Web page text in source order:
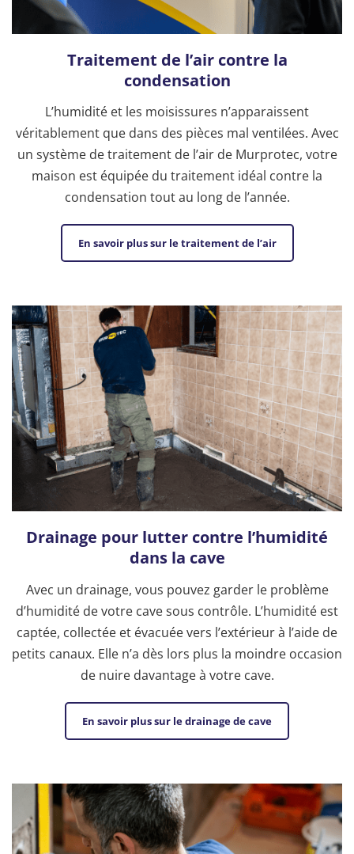
Traitement de l’air contre la
condensation
L’humidité et les moisissures n’apparaissent
véritablement que dans des pièces mal ventilées. Avec
un système de traitement de l’air de Murprotec, votre
maison est équipée du traitement idéal contre la
condensation tout au long de l’année.
En savoir plus sur le traitement de l’air
Drainage pour lutter contre l’humidité
dans la cave
Avec un drainage, vous pouvez garder le problème
d’humidité de votre cave sous contrôle. L’humidité est
captée, collectée et évacuée vers l’extérieur à l’aide de
petits canaux. Elle n’a dès lors plus la moindre occasion
de nuire davantage à votre cave.
En savoir plus sur le drainage de cave